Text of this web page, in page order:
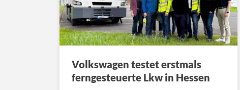
Volkswagen testet erstmals
ferngesteuerte Lkw in Hessen